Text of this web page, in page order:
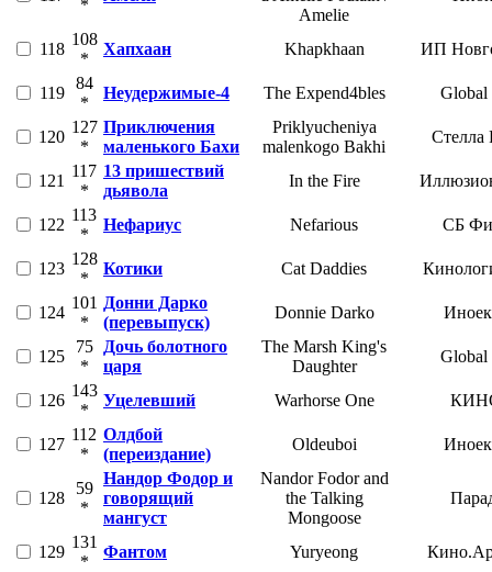
*
Amelie
118
108
*
Хапхаан Khapkhaan ИП
119
84
*
Неудержимые-4 The Expend4bles Global
120
127
*
Приключения
маленького Бахи
Priklyucheniya
malenkogo Bakhi
Стелла
121
117
*
13 пришествий
дьявола
In the Fire
122
113
*
Нефариус Nefarious СБ
123
128
*
Котики Cat Daddies
124
101
*
Донни Дарко
(перевыпуск)
Donnie Darko
125
75
*
Дочь болотного
царя
The Marsh King's
Daughter
Global
126
143
*
Уцелевший Warhorse One
127
112
*
Олдбой
(переиздание)
Oldeuboi
128
59
*
Нандор Фодор и
говорящий
мангуст
Nandor Fodor and
the Talking
Mongoose
129
131
*
Фантом Yuryeong